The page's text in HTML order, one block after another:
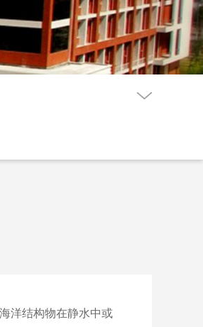
洋结构物在静水中或